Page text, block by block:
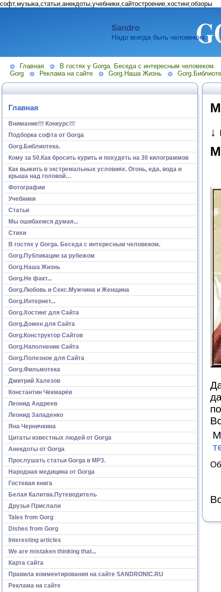
софт,музыка,статьи,анекдоты,учебники,сайтостроение,хостинг,обзоры
Sandro
Надо всегда быть человеком.
Главная
В гостях у Gorga. Беседа с интересным человеком.
Gorg
Реклама на сайте Gorg.Наша Жизнь
Главная
Внимание!!! Конкурс!!!
Подборка софта от Gorga
Gorg.Библиотека.
Кому за 50.Как бросить курить и похудеть на 30 килограммов
Как выжить в экстремальных условиях. Огонь, еда, вода и
крыша над головой…
Фотографии
Учебники
Статьи
Мы ошибаемся думая...
Стихи
В гостях у Gorga. Беседа с интересным человеком.
Gorg.Публикации за рубежом
Gorg.Наша Жизнь
Gorg.Не факт...
Gorg.Любовь и Секс.Мужчина и Женщина
Gorg.Интернет...
Gorg.Хостинг для Сайта
Gorg.Домен для Сайта
Gorg.Конструктор Сайтов
Gorg.Наполнение Сайта
Gorg.Полезное для Сайта
Gorg.Фильмотека
Дмитрий Халезов
Константин Чекмарёв
Леонид Андреев
Леонид Западенко
Яна Черничкина
Цитаты известных людей от Gorga
Анекдоты от Gorga
Прослушать статьи Gorga в МР3.
Народная медицина от Gorga
Гостевая книга
Белая Калитва.Путеводитель
Друзья Прислали
Tales from Gorg
Dishes from Gorg
Interesting articles
We are mistaken thinking that...
Карта сайта
Правила комментирования на сайте SANDRONIC.RU
Реклама на сайте